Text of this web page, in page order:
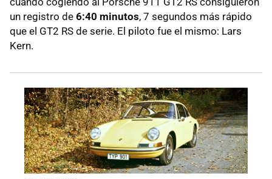
un registro de 6:40 minutos, 7 segundos más rápido
que el GT2 RS de serie. El piloto fue el mismo: Lars
Kern.